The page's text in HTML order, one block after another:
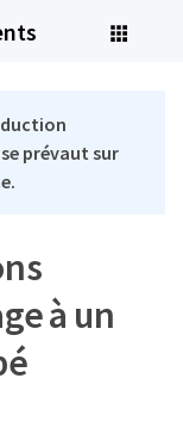
prévaut sur
à un